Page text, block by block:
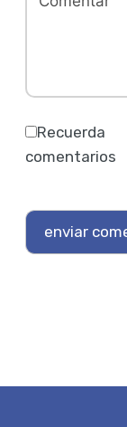
comentarios